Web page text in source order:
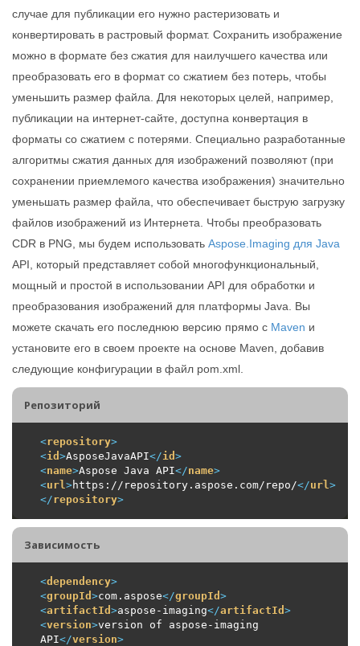
случае для публикации его нужно растеризовать и
конвертировать в растровый формат. Сохранить изображение
можно в формате без сжатия для наилучшего качества или
преобразовать его в формат со сжатием без потерь, чтобы
уменьшить размер файла. Для некоторых целей, например,
публикации на интернет-сайте, доступна конвертация в
форматы со сжатием с потерями. Специально разработанные
алгоритмы сжатия данных для изображений позволяют (при
сохранении приемлемого качества изображения) значительно
уменьшать размер файла, что обеспечивает быструю загрузку
файлов изображений из Интернета. Чтобы преобразовать
CDR в PNG, мы будем использовать Aspose.Imaging для Java
API, который представляет собой многофункциональный,
мощный и простой в использовании API для обработки и
преобразования изображений для платформы Java. Вы
можете скачать его последнюю версию прямо с Maven и
установите его в своем проекте на основе Maven, добавив
следующие конфигурации в файл pom.xml.
Репозиторий
<repository>
<id >AsposeJavaAPI</id >
<name>Aspose Java API</name>
<url >https://repository.aspose.com/repo/</url >
</repository>
Зависимость
<dependency>
<groupId >com.aspose</groupId >
<artifactId >aspose-imaging</artifactId >
<version>version of aspose-imaging
API</version>